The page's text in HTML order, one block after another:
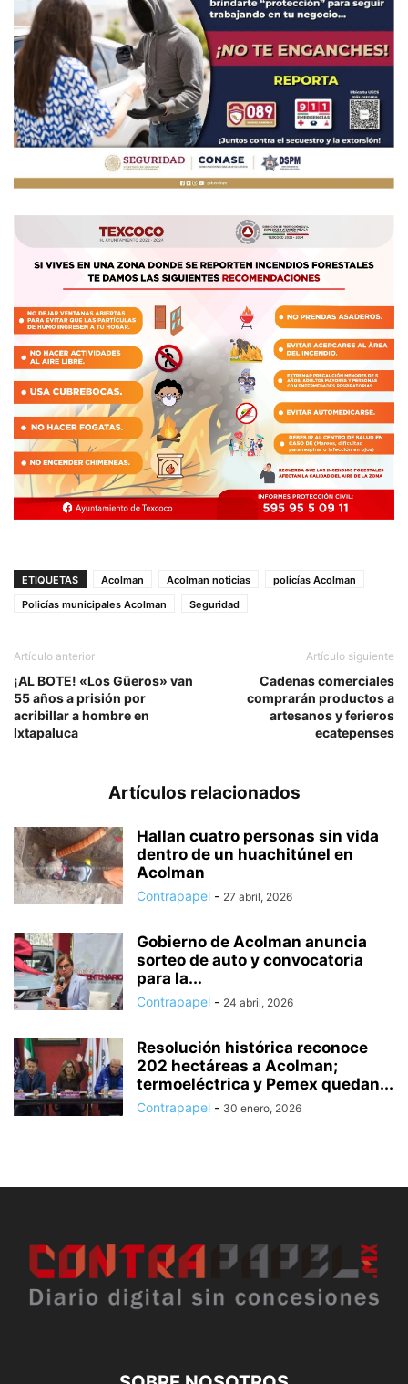
ETIQUETAS Acolman Acolman noticias
policías Acolman
Policías municipales Acolman
Seguridad
Artículo anterior
¡AL BOTE! «Los Güeros» van
55 años a prisión por
acribillar a hombre en
Ixtapaluca
Artículo siguiente
Cadenas comerciales
comprarán productos a
artesanos y ferieros
ecatepenses
Artículos relacionados
Hallan cuatro personas sin vida
dentro de un huachitúnel en
Acolman
Contrapapel - 27 abril, 2026
Gobierno de Acolman anuncia
sorteo de auto y convocatoria
para la...
Contrapapel - 24 abril, 2026
Resolución histórica reconoce
202 hectáreas a Acolman;
termoeléctrica y Pemex quedan...
Contrapapel - 30 enero, 2026